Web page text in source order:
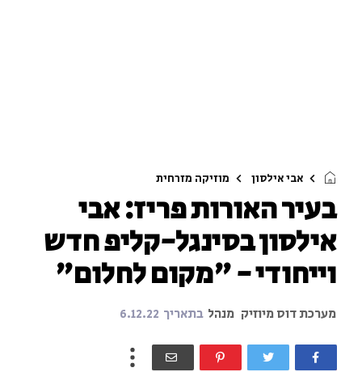
אבי אילסון מוזיקה מזרחית
בעיר האורות פריז: אבי
אילסון בסינגל-קליפ חדש
וייחודי - "מקום לחלום"
מערכת דוס מיוזיק מנהל בתאריך 6.12.22